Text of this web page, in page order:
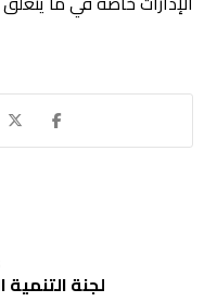
لجنة التنمية